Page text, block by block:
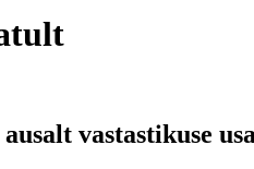
vastastikuse